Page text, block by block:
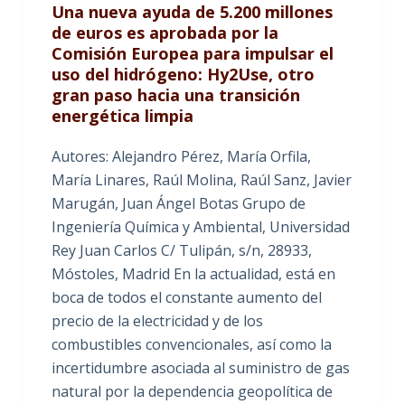
Una nueva ayuda de 5.200 millones
de euros es aprobada por la
Comisión Europea para impulsar el
uso del hidrógeno: Hy2Use, otro
gran paso hacia una transición
energética limpia
Autores: Alejandro Pérez, María Orfila,
María Linares, Raúl Molina, Raúl Sanz, Javier
Marugán, Juan Ángel Botas Grupo de
Ingeniería Química y Ambiental, Universidad
Rey Juan Carlos C/ Tulipán, s/n, 28933,
Móstoles, Madrid En la actualidad, está en
boca de todos el constante aumento del
precio de la electricidad y de los
combustibles convencionales, así como la
incertidumbre asociada al suministro de gas
natural por la dependencia geopolítica de